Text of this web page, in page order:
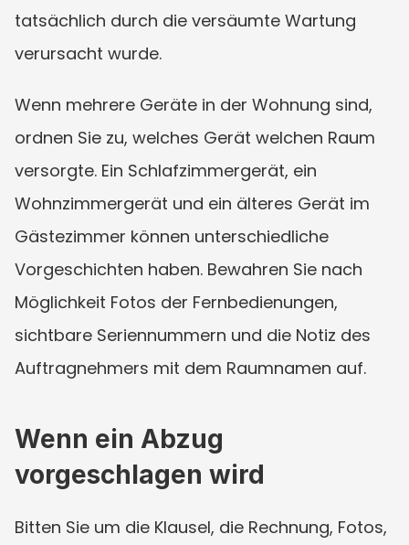
tatsächlich durch die versäumte Wartung
verursacht wurde.
Wenn mehrere Geräte in der Wohnung sind,
ordnen Sie zu, welches Gerät welchen Raum
versorgte. Ein Schlafzimmergerät, ein
Wohnzimmergerät und ein älteres Gerät im
Gästezimmer können unterschiedliche
Vorgeschichten haben. Bewahren Sie nach
Möglichkeit Fotos der Fernbedienungen,
sichtbare Seriennummern und die Notiz des
Auftragnehmers mit dem Raumnamen auf.
Wenn ein Abzug
vorgeschlagen wird
Bitten Sie um die Klausel, die Rechnung, Fotos,